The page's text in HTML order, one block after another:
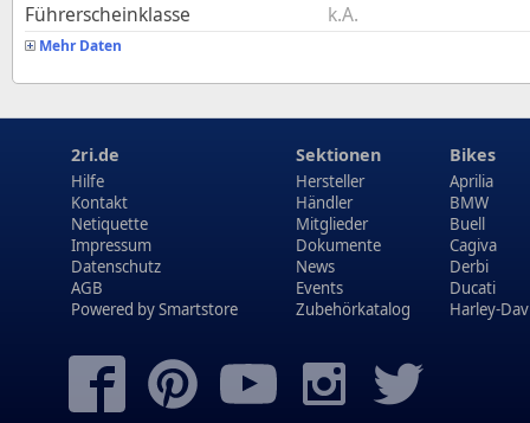
Führerscheinklasse
k.A.
Mehr Daten
2ri.de
Hilfe
Kontakt
Netiquette
Impressum
Datenschutz
AGB
Powered bySmartstore
Sektionen
Hersteller
Händler
Mitglieder
Dokumente
News
Events
Zubehörkatalog
Bikes
Aprilia
BMW
Buell
Cagiva
Derbi
Ducati
Harley-